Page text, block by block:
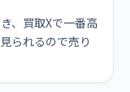
、買取Xで一番高
られるので売り